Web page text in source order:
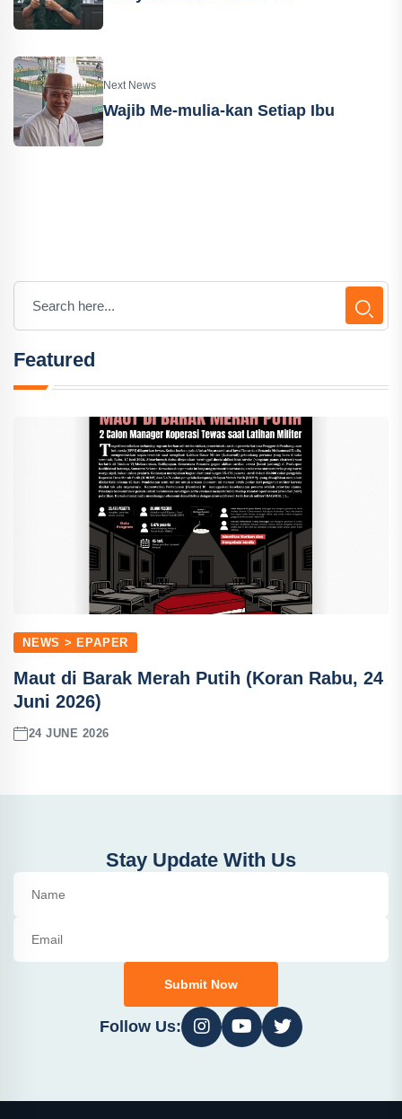
Next News
Wajib Me-mulia-kan Setiap Ibu
Featured
NEWS > EPAPER
Maut di Barak Merah Putih (Koran Rabu, 24
Juni 2026)
24 JUNE 2026
Stay Update With Us
Submit Now
Follow Us: